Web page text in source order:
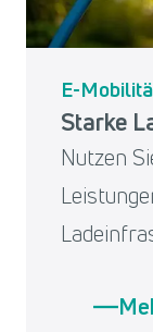
E-
Starke
Nutzen